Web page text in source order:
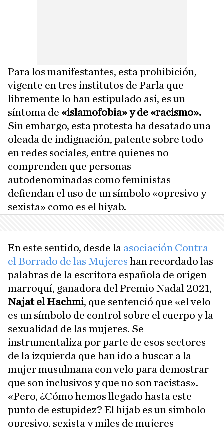
Para los manifestantes, esta prohibición,
vigente en tres institutos de Parla que
libremente lo han estipulado así, es un
síntoma de «islamofobia» y de «racismo».
Sin embargo, esta protesta ha desatado una
oleada de indignación, patente sobre todo
en redes sociales, entre quienes no
comprenden que personas
autodenominadas como feministas
defiendan el uso de un símbolo «opresivo y
sexista» como es el hiyab.
En este sentido, desde la asociación Contra
el Borrado de las Mujeres han recordado las
palabras de la escritora española de origen
marroquí, ganadora del Premio Nadal 2021,
Najat el Hachmi, que sentenció que «el velo
es un símbolo de control sobre el cuerpo y la
sexualidad de las mujeres. Se
instrumentaliza por parte de esos sectores
de la izquierda que han ido a buscar a la
mujer musulmana con velo para demostrar
que son inclusivos y que no son racistas».
«Pero, ¿Cómo hemos llegado hasta este
punto de estupidez? El hijab es un símbolo
opresivo, sexista y miles de mujeres